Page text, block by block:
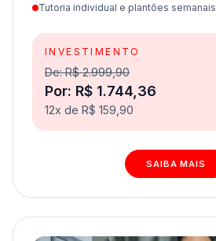
Tutoria individual e plantões semanais
INVESTIMENTO
De: R$ 2.999,90
Por: R$ 1.744,36
12x de R$ 159,90
SAIBA MAIS